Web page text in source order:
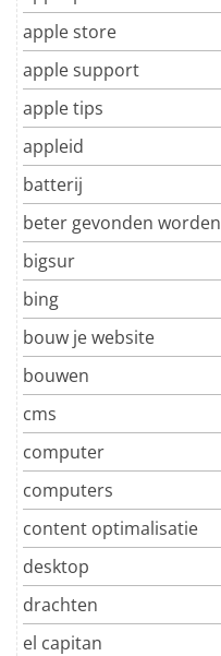
apple store
apple support
apple tips
appleid
batterij
beter gevonden worden
bigsur
bing
bouw je website
bouwen
cms
computer
computers
content optimalisatie
desktop
drachten
el capitan